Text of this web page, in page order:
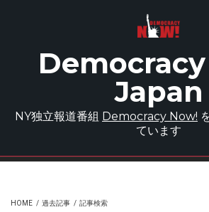
Japan
NY独立報道番組 Democracy Now!
ています
HOME / 過去記事 / 記事検索